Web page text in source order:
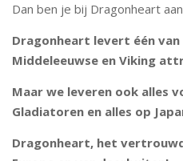
Dan ben je bij Dragonheart
Dragonheart levert één
Middeleeuwse en Viking
Maar we leveren ook alles
Gladiatoren en alles op
Dragonheart, het